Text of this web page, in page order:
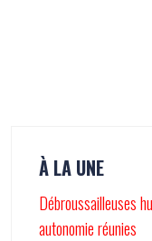
À LA UNE
Débroussailleuses
autonomie réunies